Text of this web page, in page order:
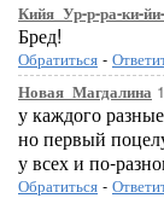
Кийя_Ур-р-ра-ки-
Бред!
Обратиться -
Новая_Магдалина
у каждого
но первый
у всех и по-
Обратиться -